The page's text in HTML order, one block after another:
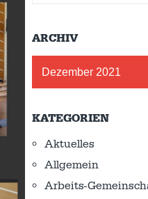
ARCHIV
KATEGORIEN
Aktuelles
Allgemein
Arbeits-